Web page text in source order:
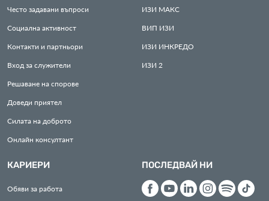
Често задавани въпроси
Социална активност
Контакти и партньори
Вход за служители
Решаване на спорове
Доведи приятел
Силата на доброто
Онлайн консултант
ИЗИ МАКС
ВИП ИЗИ
ИЗИ ИНКРЕДО
ИЗИ 2
КАРИЕРИ
Обяви за работа
ПОСЛЕДВАЙ НИ